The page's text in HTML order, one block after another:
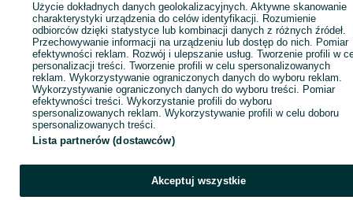
Użycie dokładnych danych geolokalizacyjnych. Aktywne skanowanie
charakterystyki urządzenia do celów identyfikacji. Rozumienie
odbiorców dzięki statystyce lub kombinacji danych z różnych źródeł.
Przechowywanie informacji na urządzeniu lub dostęp do nich. Pomiar
efektywności reklam. Rozwój i ulepszanie usług. Tworzenie profili w
personalizacji treści. Tworzenie profili w celu spersonalizowanych
reklam. Wykorzystywanie ograniczonych danych do wyboru reklam.
Wykorzystywanie ograniczonych danych do wyboru treści. Pomiar
efektywności treści. Wykorzystanie profili do wyboru
spersonalizowanych reklam. Wykorzystywanie profili w celu doboru
spersonalizowanych treści.
Lista partnerów (dostawców)
Akceptuj wszystkie